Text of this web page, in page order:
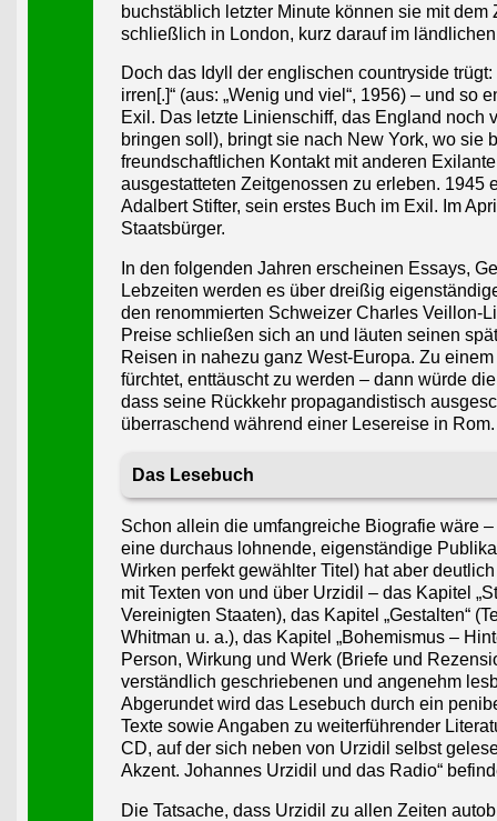
buchstäblich letzter Minute können sie mit
schließlich in London, kurz darauf im
Doch das Idyll der englischen countryside
irren[.]“ (aus: „Wenig und viel“, 1956) – und
Exil. Das letzte Linienschiff, das England
bringen soll), bringt sie nach New York, wo sie
freundschaftlichen Kontakt mit anderen
ausgestatteten Zeitgenossen zu erleben. 1945
Adalbert Stifter, sein erstes Buch im Exil. Im
Staatsbürger.
In den folgenden Jahren erscheinen Essays,
Lebzeiten werden es über dreißig
den renommierten Schweizer Charles Veillon-
Preise schließen sich an und läuten seinen
Reisen in nahezu ganz West-Europa. Zu
fürchtet, enttäuscht zu werden – dann würde
dass seine Rückkehr propagandistisch
überraschend während einer Lesereise in Rom.
Das Lesebuch
Schon allein die umfangreiche Biografie wäre
eine durchaus lohnende, eigenständige
Wirken perfekt gewählter Titel) hat aber
mit Texten von und über Urzidil – das Kapitel
Vereinigten Staaten), das Kapitel „Gestalten“
Whitman u. a.), das Kapitel „Bohemismus –
Person, Wirkung und Werk (Briefe und
verständlich geschriebenen und angenehm
Abgerundet wird das Lesebuch durch ein
Texte sowie Angaben zu weiterführender
CD, auf der sich neben von Urzidil selbst
Akzent. Johannes Urzidil und das Radio“
Die Tatsache, dass Urzidil zu allen Zeiten